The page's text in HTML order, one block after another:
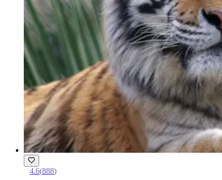
4.6(888)